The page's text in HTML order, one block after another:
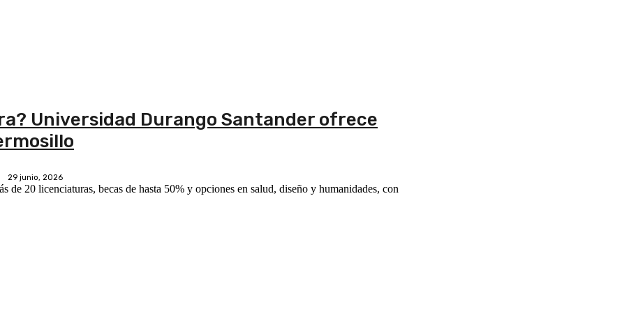
Universidad Durango Santander ofrece
29 junio, 2026
20 licenciaturas, becas de hasta 50% y opciones en salud, diseño y humanidades, con